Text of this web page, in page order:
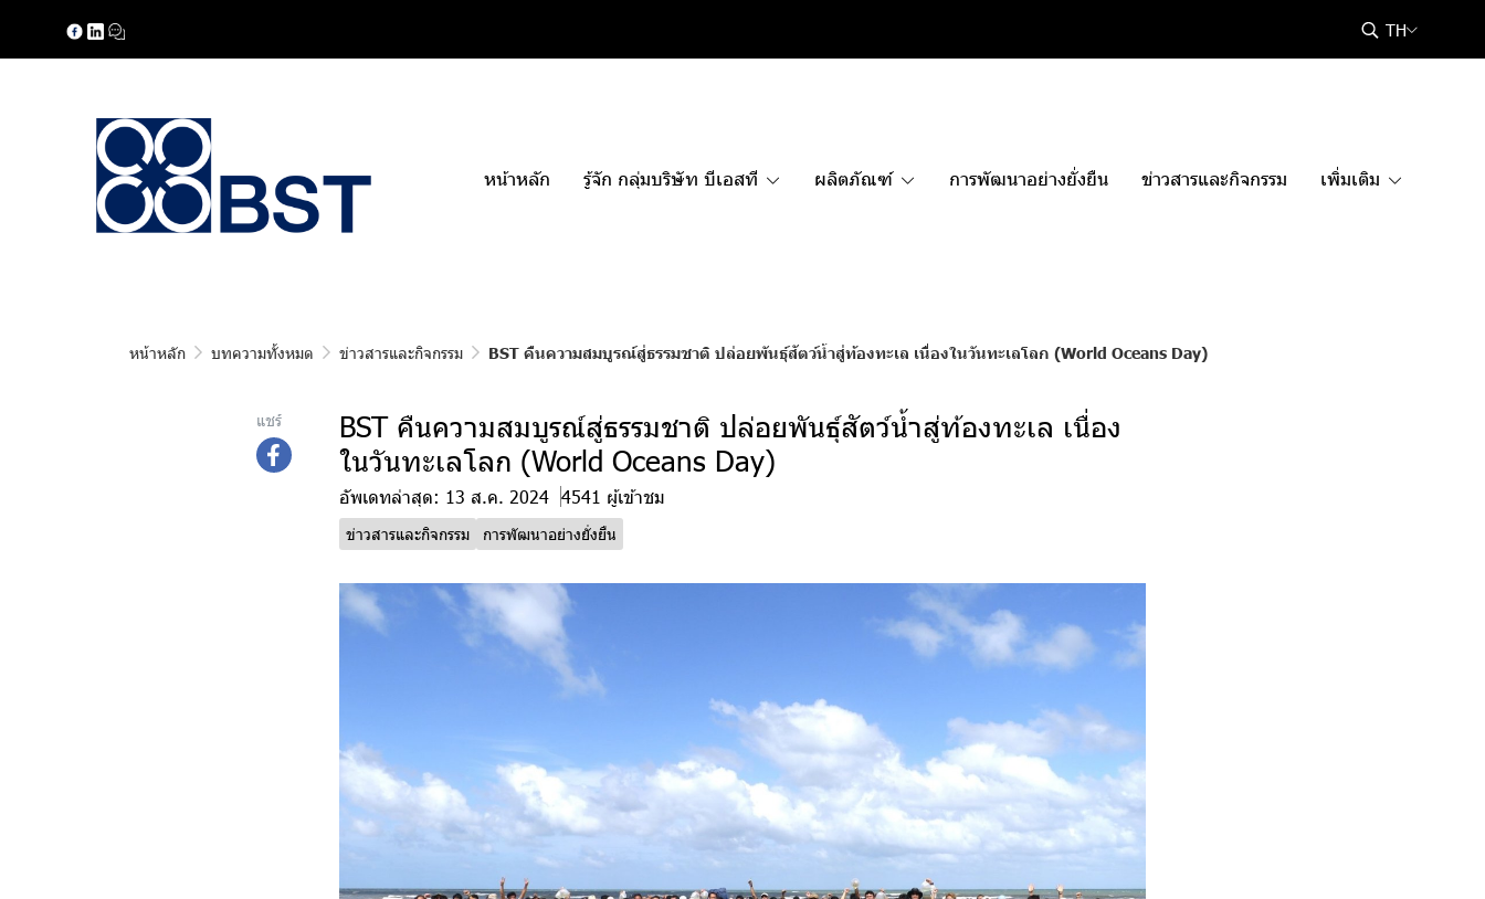
TH
หน้าหลัก รู้จัก กลุ่มบริษัท บีเอสที ผลิตภัณฑ์ การพัฒนาอย่างยั่งยืน ข่าวสารและกิจกรรม เพิ่มเติม
หน้าหลัก บทความทั้งหมด ข่าวสารและกิจกรรม BST คืนความสมบูรณ์สู่ธรรมชาติ ปล่อยพันธุ์สัตว์น้ำสู่ท้องทะเล เนื่องในวันทะเลโลก (World Oceans Day)
แชร์
BST คืนความสมบูรณ์สู่ธรรมชาติ ปล่อยพันธุ์สัตว์น้ำสู่ท้องทะเล เนื่อง
ในวันทะเลโลก (World Oceans Day)
อัพเดทล่าสุด: 13 ส.ค. 2024 4541 ผู้เข้าชม
ข่าวสารและกิจกรรม การพัฒนาอย่างยั่งยืน